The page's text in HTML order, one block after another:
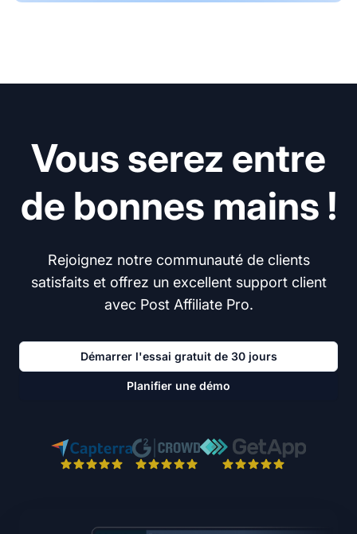
Vous serez entre
de bonnes mains !
Rejoignez notre communauté de clients
satisfaits et offrez un excellent support client
avec Post Affiliate Pro.
Démarrer l'essai gratuit de 30 jours
Planifier une démo